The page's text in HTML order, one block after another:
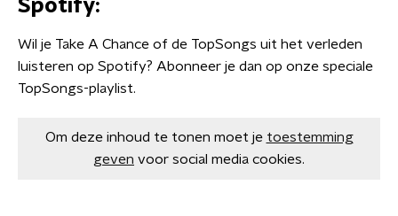
Spotify:
Wil je Take A Chance of de TopSongs uit het verleden
luisteren op Spotify? Abonneer je dan op onze speciale
TopSongs-playlist.
Om deze inhoud te tonen moet je toestemming
geven voor social media cookies.